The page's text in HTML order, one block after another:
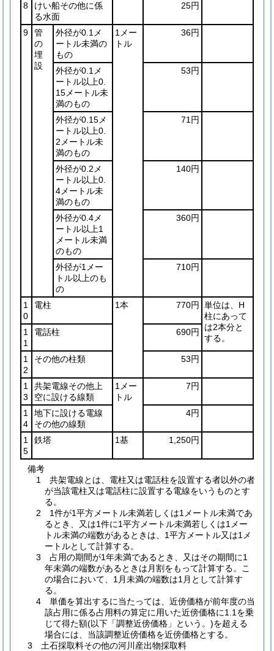
8
けい船その他に係
る水面
25円
9
管
の
埋
設
外径が0.1メ
ートル未満の
もの
1メー
トル
36円
外径が0.1メ
ートル以上0.
15メートル未
満のもの
53円
外径が0.15メ
ートル以上0.
2メートル未
満のもの
71円
外径が0.2メ
ートル以上0.
4メートル未
満のもの
140円
外径が0.4メ
ートル以上1
メートル未満
のもの
360円
外径が1メー
トル以上のも
の
710円
1
0
電柱 1本 770円
単位は、H
柱にあって
は2本分と
する。
1
1
電話柱 690円
1
2
その他の柱類 53円
1
3
共架電線その他上
空に設ける線類
1メー
トル
7円
1
4
地下に設ける電線
その他の線類
4円
1
5
鉄塔 1基 1,250円
備考
1 共架電線とは、電柱又は電話柱を設置する者以外の者
が当該電柱又は電話柱に設置する電線をいうものとす
る。
2 1件が1平方メートル未満若しくは1メートル未満であ
るとき、又は1件に1平方メートル未満若しくは1メー
トル未満の端数があるときは、1平方メートル又は1メ
ートルとして計算する。
3 占用の期間が1年未満であるとき、又はその期間に1
年未満の端数があるときは月割をもって計算する。こ
の場合において、1月未満の端数は1月として計算す
る。
4 単価を算出するに当たっては、近傍価格が前年度の当
該占用に係る占用料の算定に用いた近傍価格に1.1を乗
じて得た額(以下「調整近傍価格」という。)を超える
場合には、当該調整近傍価格を近傍価格とする。
3 土石採取料その他の河川産出物採取料